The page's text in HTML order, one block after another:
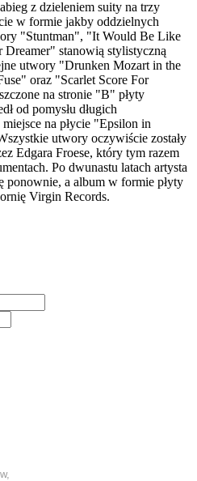
z dzieleniem suity na trzy
w formie jakby oddzielnych
"Stuntman", "It Would Be Like
stanowią stylistyczną
utwory "Drunken Mozart in the
oraz "Scarlet Score For
na stronie "B" płyty
od pomysłu długich
na płycie "Epsilon in
utwory oczywiście zostały
Edgara Froese, który tym razem
Po dwunastu latach artysta
ponownie, a album w formie płyty
Virgin Records.